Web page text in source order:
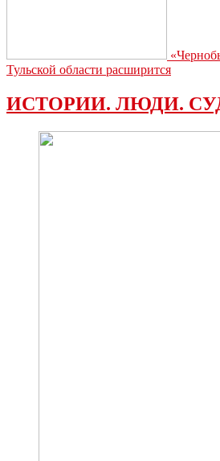
Тульской области расширится
ИСТОРИИ. ЛЮДИ.